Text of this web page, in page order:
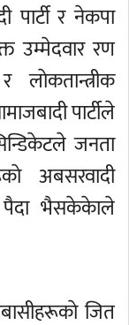
पार्टी र नेकपा
उम्मेदवार रण
पार्टीले
जनता
अबसरवादी
पैदा भैसकेकेाले
जित